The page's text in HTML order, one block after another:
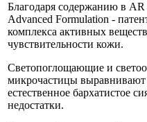
Благодаря содержанию в
Advanced Formulation -
комплекса активных
чувствительности кожи.
Светопоглощающие и
микрочастицы
естественное бархатистое
недостатки.